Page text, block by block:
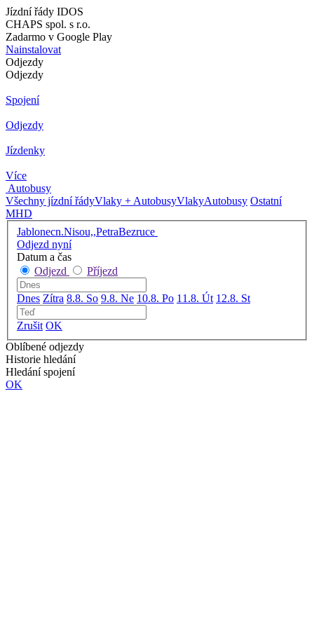
Jízdní řády IDOS
CHAPS spol. s r.o.
Zadarmo v Google Play
Nainstalovat
Odjezdy
Odjezdy
Spojení
Odjezdy
Jízdenky
Více
Autobusy
Všechny jízdní řádyVlaky + AutobusyVlakyAutobusy Ostatní
MHD
Jablonecn.Nisou,,PetraBezruce
Odjezd nyní
Datum a čas
Odjezd
Příjezd
Dnes Zítra 8.8. So 9.8. Ne 10.8. Po 11.8. Út 12.8. St
Zrušit OK
Oblíbené odjezdy
Historie hledání
Hledání spojení
OK